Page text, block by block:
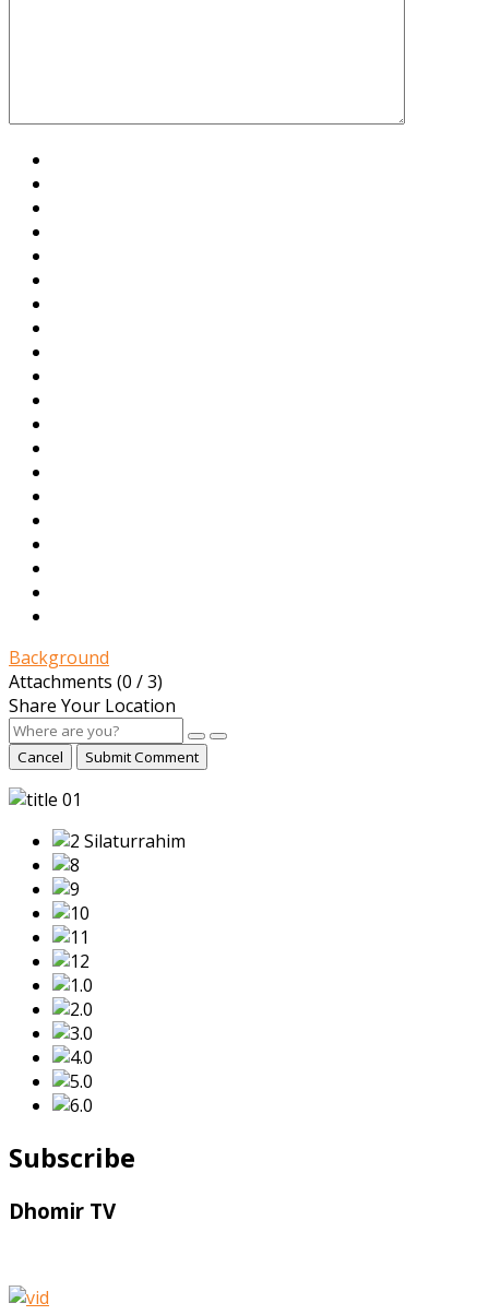
Background
Attachments (0 / 3)
Share Your Location
Cancel Submit Comment
Subscribe
Dhomir TV